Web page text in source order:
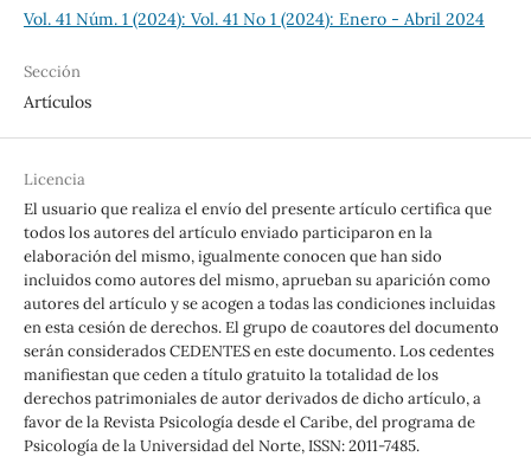
Vol. 41 Núm. 1 (2024): Vol. 41 No 1 (2024): Enero - Abril 2024
Sección
Artículos
Licencia
El usuario que realiza el envío del presente artículo certifica que
todos los autores del artículo enviado participaron en la
elaboración del mismo, igualmente conocen que han sido
incluidos como autores del mismo, aprueban su aparición como
autores del artículo y se acogen a todas las condiciones incluidas
en esta cesión de derechos. El grupo de coautores del documento
serán considerados CEDENTES en este documento. Los cedentes
manifiestan que ceden a título gratuito la totalidad de los
derechos patrimoniales de autor derivados de dicho artículo, a
favor de la Revista Psicología desde el Caribe, del programa de
Psicología de la Universidad del Norte, ISSN: 2011-7485.